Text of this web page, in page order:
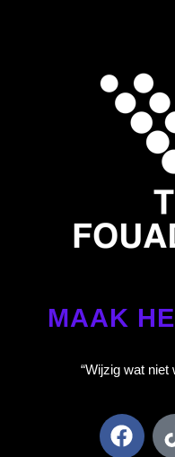
MAAK
“Wijzig wat niet